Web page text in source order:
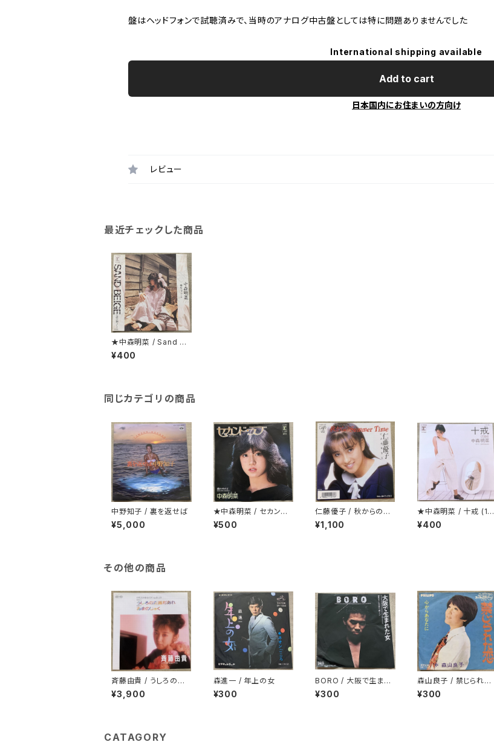
盤はヘッドフォンで試聴済みで、当時のアナログ中古盤としては特に問題ありませんでした
International shipping available
Add to cart
日本国内にお住まいの方向け
レビュー
最近チェックした商品
★中森明菜 / Sand Be
ige アンケート葉書付
¥400
同じカテゴリの商品
中野知子 / 裏を返せば
¥5,000
★中森明菜 / セカンド・
ラブ
¥500
仁藤優子 / 秋からのSu
mmer Time
¥1,100
★中森明菜 / 十戒 (19
84)
¥400
その他の商品
斉藤由貴 / うしろの正
面だあれ
¥3,900
森進一 / 年上の女
¥300
BORO / 大阪で生まれ
た女
¥300
森山良子 / 禁じられた
恋
¥300
CATAGORY